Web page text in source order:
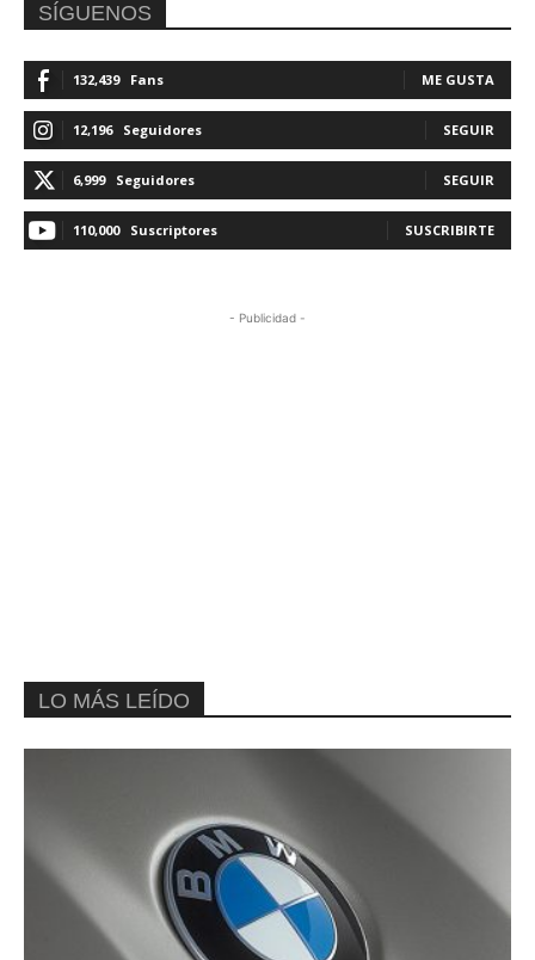
SÍGUENOS
132,439 Fans ME GUSTA
12,196 Seguidores SEGUIR
6,999 Seguidores SEGUIR
110,000 Suscriptores SUSCRIBIRTE
- Publicidad -
LO MÁS LEÍDO